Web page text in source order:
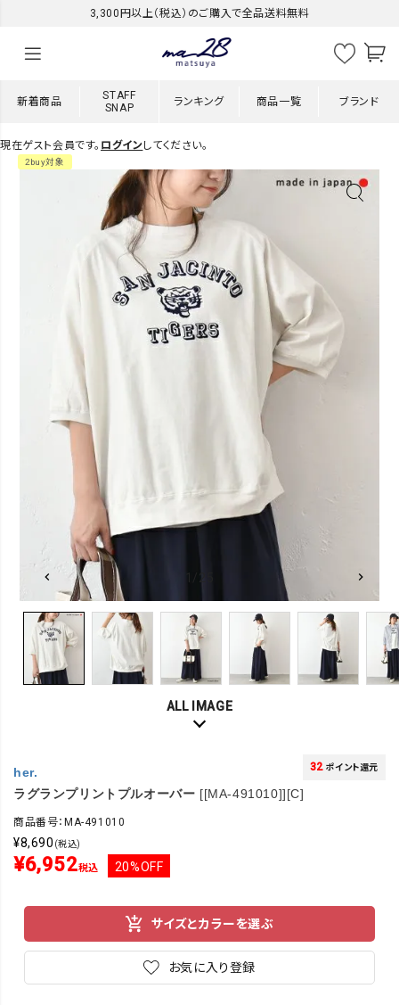
3,300円以上（税込）のご購入で全品送料無料
新着商品
STAFF
SNAP
ランキング 商品一覧 ブランド
現在ゲスト会員です。 ログインしてください。
2buy対象
1/25
ALL IMAGE
her.
ラグランプリントプルオーバー [[MA-491010]][C]
32 ポイント還元
商品番号：MA-491010
¥8,690 (税込)
¥6,952税込 20%OFF
サイズとカラーを選ぶ
お気に入り登録